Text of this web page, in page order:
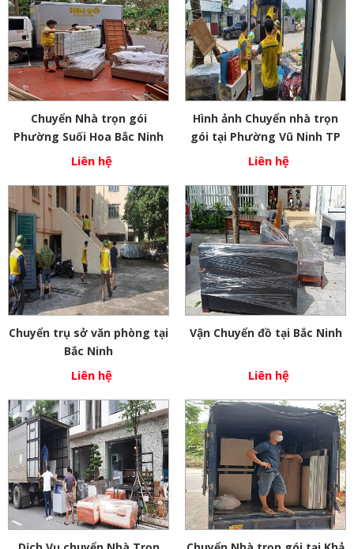
Chuyển Nhà trọn gói
Phường Suối Hoa Bắc Ninh
Liên hệ
Hình ảnh Chuyển nhà trọn
gói tại Phường Vũ Ninh TP
Bắc Ninh
Liên hệ
Chuyển trụ sở văn phòng tại
Bắc Ninh
Liên hệ
Vận Chuyển đồ tại Bắc Ninh
Liên hệ